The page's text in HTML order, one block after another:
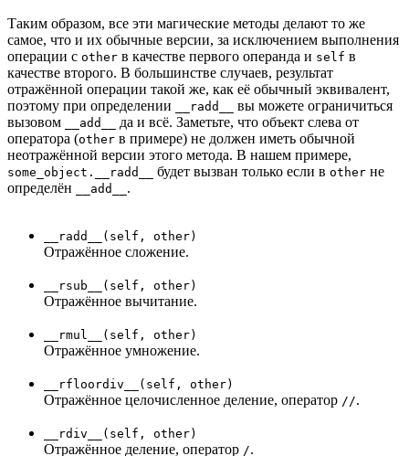
Таким образом, все эти магические методы делают то же
самое, что и их обычные версии, за исключением выполнения
операции с other в качестве первого операнда и self в
качестве второго. В большинстве случаев, результат
отражённой операции такой же, как её обычный эквивалент,
поэтому при определении
__radd__
вы можете ограничиться
вызовом
__add__
да и всё. Заметьте, что объект слева от
оператора (other в примере) не должен иметь обычной
неотражённой версии этого метода. В нашем примере,
some_object.__radd__ будет вызван только если в other не
определён
__add__ .
__radd__(self, other)
Отражённое сложение.
__rsub__(self, other)
Отражённое вычитание.
__rmul__(self, other)
Отражённое умножение.
__rfloordiv__(self, other)
Отражённое целочисленное деление, оператор //.
__rdiv__(self, other)
Отражённое деление, оператор /.